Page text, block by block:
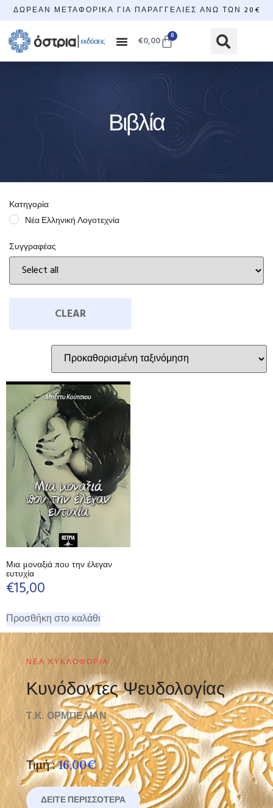
ΔΩΡΕΆΝ ΜΕΤΑΦΟΡΙΚΆ ΓΙΑ ΠΑΡΑΓΓΕΛΊΕΣ ΆΝΩ ΤΩΝ 20€
€0,00 0
Βιβλία
Κατηγορία
Νέα Ελληνική Λογοτεχνία
Συγγραφέας
CLEAR
Μια μοναξιά που την έλεγαν
ευτυχία
€15,00
Προσθήκη στο καλάθι
ΝΈΑ ΚΥΚΛΟΦΟΡΊΑ
Κυνόδοντες Ψευδολογίας
Τ.Κ. ΟΡΜΠΕΛΙΑΝ
Τιμή : 16,00€
ΔΕΊΤΕ ΠΕΡΙΣΣΌΤΕΡΑ